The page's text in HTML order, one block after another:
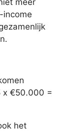
income
x €50.000 =
het